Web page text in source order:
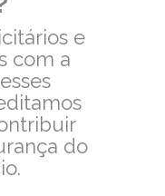
e
com a
do